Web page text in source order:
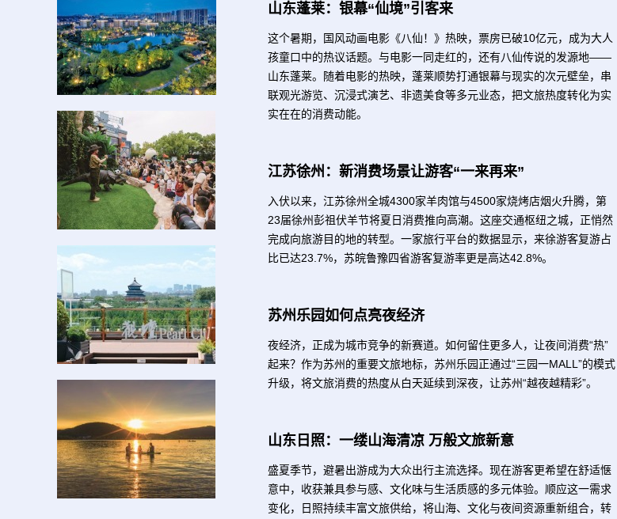
山东蓬莱：银幕“仙境”引客来
这个暑期，国风动画电影《八仙！》热映，票房已破10亿元，成为大人
孩童口中的热议话题。与电影一同走红的，还有八仙传说的发源地——
山东蓬莱。随着电影的热映，蓬莱顺势打通银幕与现实的次元壁垒，串
联观光游览、沉浸式演艺、非遗美食等多元业态，把文旅热度转化为实
实在在的消费动能。
江苏徐州：新消费场景让游客“一来再来”
入伏以来，江苏徐州全城4300家羊肉馆与4500家烧烤店烟火升腾，第
23届徐州彭祖伏羊节将夏日消费推向高潮。这座交通枢纽之城，正悄然
完成向旅游目的地的转型。一家旅行平台的数据显示，来徐游客复游占
比已达23.7%，苏皖鲁豫四省游客复游率更是高达42.8%。
苏州乐园如何点亮夜经济
夜经济，正成为城市竞争的新赛道。如何留住更多人，让夜间消费“热”
起来？作为苏州的重要文旅地标，苏州乐园正通过“三园一MALL”的模式
升级，将文旅消费的热度从白天延续到深夜，让苏州“越夜越精彩”。
山东日照：一缕山海清凉 万般文旅新意
盛夏季节，避暑出游成为大众出行主流选择。现在游客更希望在舒适惬
意中，收获兼具参与感、文化味与生活质感的多元体验。顺应这一需求
变化，日照持续丰富文旅供给，将山海、文化与夜间资源重新组合，转
【中韩之窗】韩国年轻人奔赴上海玩变装，下一秒直接穿越成古风主角！ 【从云南出发】云南菌子：藏在山林间的极致美味